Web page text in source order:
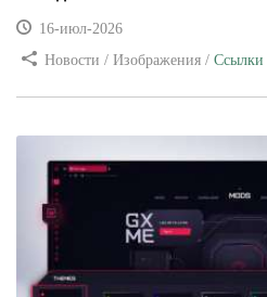
16-июл-2026
Новости / Изображения / Ссылки